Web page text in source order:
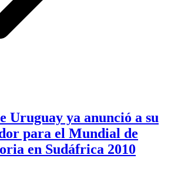
Uruguay ya anunció a su
para el Mundial de
en Sudáfrica 2010